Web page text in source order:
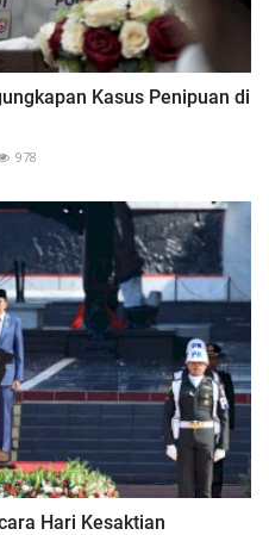
Kasus Penipuan di
978
Hari Kesaktian